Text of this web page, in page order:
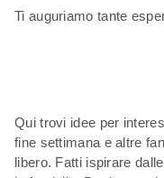
Ti auguriamo tante
Qui trovi idee per
fine settimana e altre
libero. Fatti ispirare